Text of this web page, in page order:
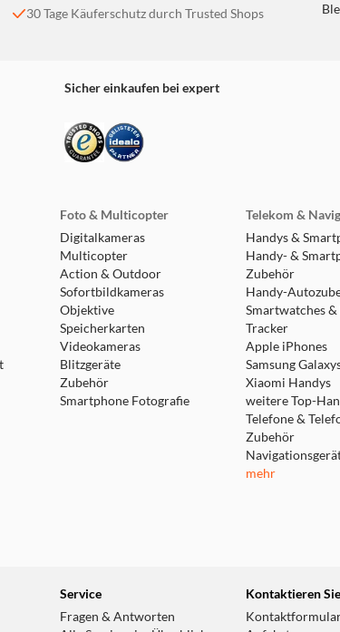
30 Tage Käuferschutz durch Trusted Shops
Sicher einkaufen bei expert
Foto & Multicopter
Digitalkameras
Multicopter
Action & Outdoor
Sofortbildkameras
Objektive
Speicherkarten
Videokameras
Blitzgeräte
Zubehör
Smartphone Fotografie
Telekom &
Handys &
Handy- &
Zubehör
Handy-
Smartwatches &
Tracker
Apple iPhones
Samsung
Xiaomi Handys
weitere Top-
Telefone &
Zubehör
mehr
Service
Fragen & Antworten
Kontaktieren